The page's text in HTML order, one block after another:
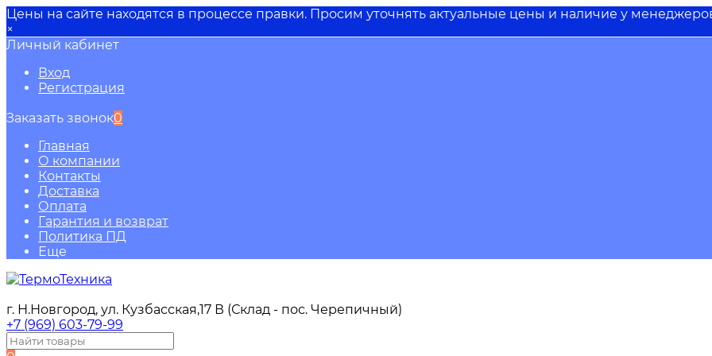
Цены на сайте находятся в процессе правки. Просим уточнять актуальные цены и наличие у
×
Личный кабинет
Вход
Регистрация
Заказать звонок0
Главная
О компании
Контакты
Доставка
Оплата
Гарантия и возврат
Политика ПД
Еще
г. Н.Новгород, ул. Кузбасская,17 В (Склад - пос. Черепичный)
+7 (969) 603-79-99